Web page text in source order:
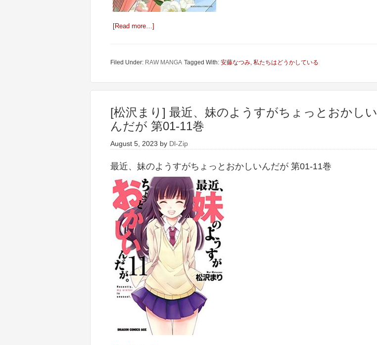
[Read more…]
Filed Under: RAW MANGA Tagged With: 安藤なつみ, 私たちはどうかしている
[松沢まり] 最近、妹のようすがちょっとおかしい
んだが 第01-11巻
August 5, 2023 by Dl-Zip
最近、妹のようすがちょっとおかしいんだが 第01-11巻